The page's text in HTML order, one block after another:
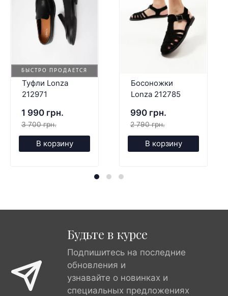
БЫСТРО ПРОДАЕТСЯ
Туфли Lonza
212971
1 990 грн.
3 700 грн.
В корзину
Босоножки
Lonza 212785
990 грн.
2 790 грн.
В корзину
Будьте в курсе
Подпишитесь на последние
обновления и
узнавайте о новинках и
специальных предложениях